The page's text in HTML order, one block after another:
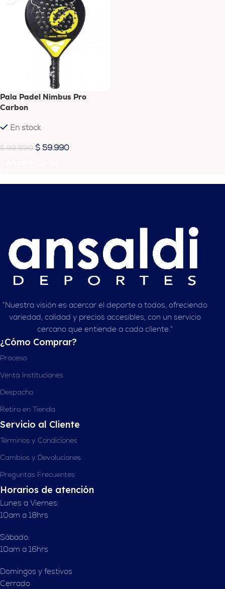
Pala Padel Nimbus Pro
Carbon
En stock
$99.990 $ 59.990
“Nuestra visión es acercar el deporte a todos, ofreciendo
variedad, calidad y precios accesibles, con un servicio
cercano que entiende a cada cliente.”
¿Cómo Comprar?
Proceso
Venta Instituciones
Despacho
Retiro en Tienda
Servicio al Cliente
Términos y Condiciones
Cambios y Devoluciones
Preguntas Frecuentes
Horarios de atención
Lunes a Viernes:
10am a 18hrs
Sábado:
10am a 16hrs
Domingos y festivos
Cerrado